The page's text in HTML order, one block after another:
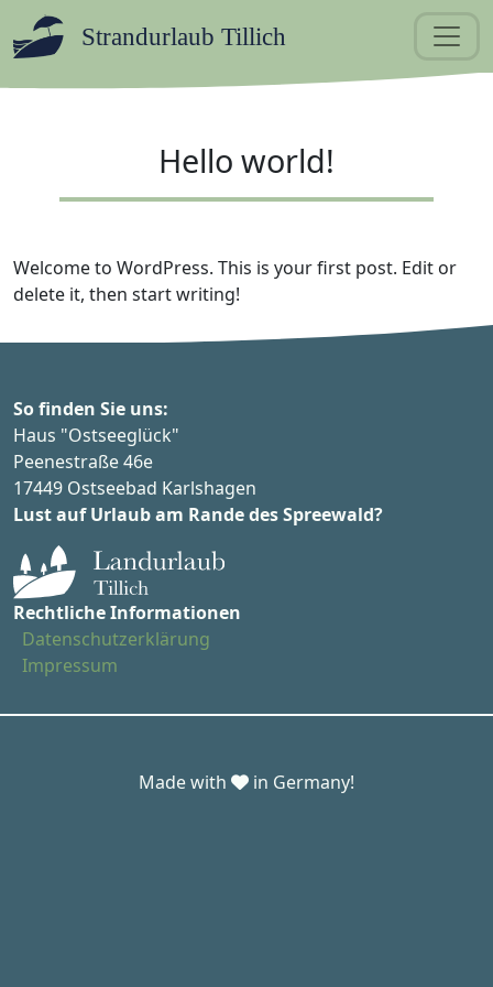
Strandurlaub Tillich
Hello world!
Welcome to WordPress. This is your first post. Edit or
delete it, then start writing!
So finden Sie uns:
Haus "Ostseeglück"
Peenestraße 46e
17449 Ostseebad Karlshagen
Lust auf Urlaub am Rande des Spreewald?
Rechtliche Informationen
Datenschutzerklärung
Impressum
Made with in Germany!